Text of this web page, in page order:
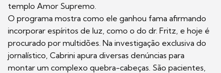
templo Amor Supremo.
O programa mostra como ele ganhou fama afirmando
incorporar espíritos de luz, como o do dr. Fritz, e hoje é
procurado por multidões. Na investigação exclusiva do
jornalístico, Cabrini apura diversas denúncias para
montar um complexo quebra-cabeças. São pacientes,